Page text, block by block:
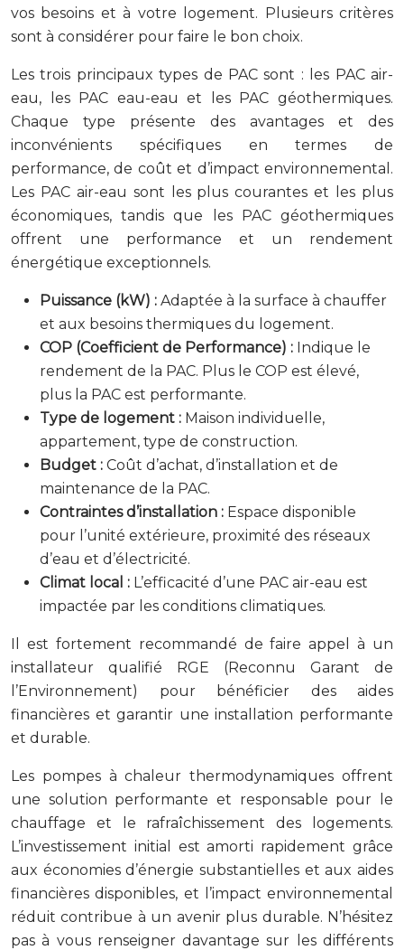
vos besoins et à votre logement. Plusieurs critères
sont à considérer pour faire le bon choix.
Les trois principaux types de PAC sont : les PAC air-
eau, les PAC eau-eau et les PAC géothermiques.
Chaque type présente des avantages et des
inconvénients spécifiques en termes de
performance, de coût et d’impact environnemental.
Les PAC air-eau sont les plus courantes et les plus
économiques, tandis que les PAC géothermiques
offrent une performance et un rendement
énergétique exceptionnels.
Puissance (kW) : Adaptée à la surface à chauffer
et aux besoins thermiques du logement.
COP (Coefficient de Performance) : Indique le
rendement de la PAC. Plus le COP est élevé,
plus la PAC est performante.
Type de logement : Maison individuelle,
appartement, type de construction.
Budget : Coût d’achat, d’installation et de
maintenance de la PAC.
Contraintes d’installation : Espace disponible
pour l’unité extérieure, proximité des réseaux
d’eau et d’électricité.
Climat local : L’efficacité d’une PAC air-eau est
impactée par les conditions climatiques.
Il est fortement recommandé de faire appel à un
installateur qualifié RGE (Reconnu Garant de
l’Environnement) pour bénéficier des aides
financières et garantir une installation performante
et durable.
Les pompes à chaleur thermodynamiques offrent
une solution performante et responsable pour le
chauffage et le rafraîchissement des logements.
L’investissement initial est amorti rapidement grâce
aux économies d’énergie substantielles et aux aides
financières disponibles, et l’impact environnemental
réduit contribue à un avenir plus durable. N’hésitez
pas à vous renseigner davantage sur les différents